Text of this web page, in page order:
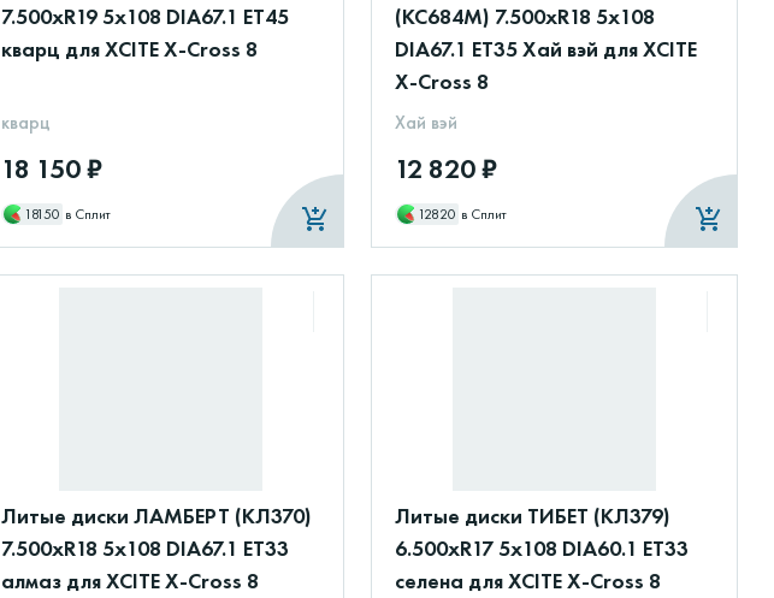
7.500xR19 5x108 DIA67.1 ET45
кварц для XCITE X-Cross 8
кварц
18 150 ₽
18150 в Сплит
(КС684М) 7.500xR18 5x108
DIA67.1 ET35 Хай вэй для XCITE
X-Cross 8
Хай вэй
12 820 ₽
12820 в Сплит
Литые диски ЛАМБЕРТ (КЛ370)
7.500xR18 5x108 DIA67.1 ET33
алмаз для XCITE X-Cross 8
Литые диски ТИБЕТ (КЛ379)
6.500xR17 5x108 DIA60.1 ET33
селена для XCITE X-Cross 8